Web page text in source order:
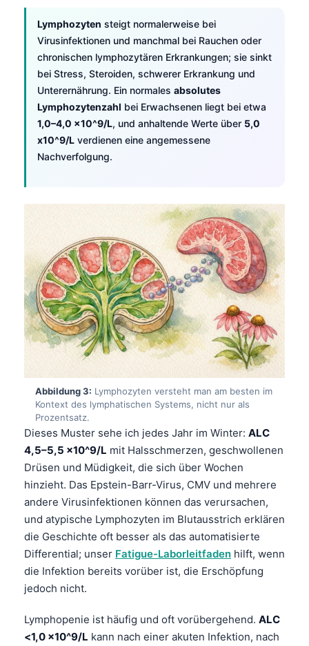
Lymphozyten steigt normalerweise bei
Virusinfektionen und manchmal bei Rauchen oder
chronischen lymphozytären Erkrankungen; sie sinkt
bei Stress, Steroiden, schwerer Erkrankung und
Unterernährung. Ein normales absolutes
Lymphozytenzahl bei Erwachsenen liegt bei etwa
1,0–4,0 x10^9/L, und anhaltende Werte über 5,0
x10^9/L verdienen eine angemessene
Nachverfolgung.
Abbildung 3: Lymphozyten versteht man am besten im
Kontext des lymphatischen Systems, nicht nur als
Prozentsatz.
Dieses Muster sehe ich jedes Jahr im Winter: ALC
4,5–5,5 x10^9/L mit Halsschmerzen, geschwollenen
Drüsen und Müdigkeit, die sich über Wochen
hinzieht. Das Epstein-Barr-Virus, CMV und mehrere
andere Virusinfektionen können das verursachen,
und atypische Lymphozyten im Blutausstrich erklären
die Geschichte oft besser als das automatisierte
Differential; unser Fatigue-Laborleitfaden hilft, wenn
die Infektion bereits vorüber ist, die Erschöpfung
jedoch nicht.
Lymphopenie ist häufig und oft vorübergehend. ALC
<1,0 x10^9/L kann nach einer akuten Infektion, nach